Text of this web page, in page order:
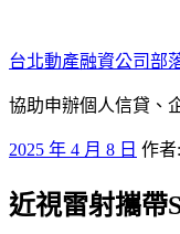
至
主
要
容
台北動產融資公司部
協助申辦個人信貸、
發
於
2025 年 4 月 8 日 作者:
近視雷射攜帶